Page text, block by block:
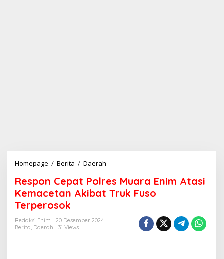
Homepage / Berita / Daerah
s
p
Respon Cepat Polres Muara Enim Atasi
Kemacetan Akibat Truk Fuso
Terperosok
Redaksi Enim
20 Desember 2024
Berita, Daerah 31 Views